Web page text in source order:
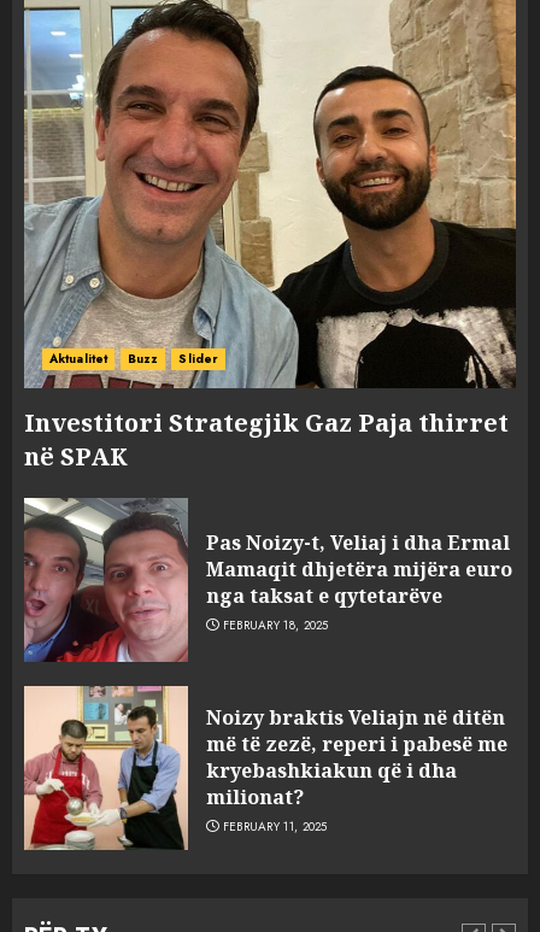
Aktualitet Buzz Slider
Investitori Strategjik Gaz Paja thirret
në SPAK
Pas Noizy-t, Veliaj i dha Ermal
Mamaqit dhjetëra mijëra euro
nga taksat e qytetarëve
FEBRUARY 18, 2025
Noizy braktis Veliajn në ditën
më të zezë, reperi i pabesë me
kryebashkiakun që i dha
milionat?
FEBRUARY 11, 2025
3
sulmuan “One Albania”,
ngjarja u fsheh. A u vodhën
serverat?
MARCH 25, 2025